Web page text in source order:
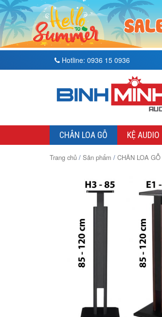
Hotline: 0936 15 0936
CHÂN LOA GỖ KỆ AUDIO
Trang chủ / Sản phẩm / CHÂN LOA GỖ